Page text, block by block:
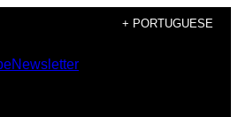
+ PORTUGUESE
Newsletter